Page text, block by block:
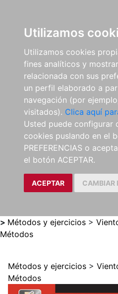
Utilizamos
Utilizamos cookies
fines analíticos y
relacionada con sus
un perfil elaborado a
navegación (por
visitados). Clica aquí
Usted puede configurar
cookies puslando en el
PREFERENCIAS o
el botón ACEPTAR.
ACEPTAR CAMBIAR
> Métodos y ejercicios >
Métodos
Métodos y ejercicios >
Métodos